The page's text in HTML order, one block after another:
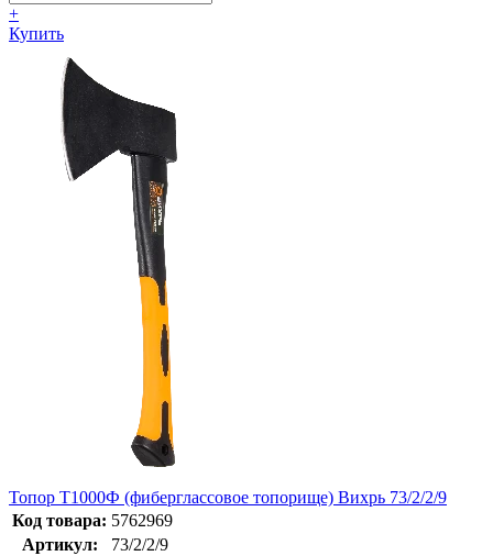
+
Купить
Топор Т1000Ф (фиберглассовое топорище) Вихрь 73/2/2/9
Код товара: 5762969
Артикул:
73/2/2/9